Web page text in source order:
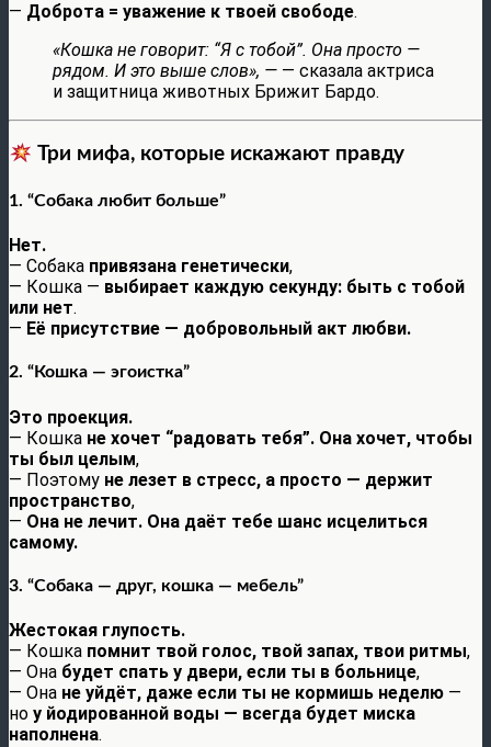
— Доброта = уважение к твоей свободе.
«Кошка не говорит: “Я с тобой”. Она просто —
рядом. И это выше слов», — — сказала актриса
и защитница животных Брижит Бардо.
Три мифа, которые искажают правду
1. “Собака любит больше”
Нет.
— Собака привязана генетически,
— Кошка — выбирает каждую секунду: быть с тобой
или нет.
— Её присутствие — добровольный акт любви.
2. “Кошка — эгоистка”
Это проекция.
— Кошка не хочет “радовать тебя”. Она хочет, чтобы
ты был целым,
— Поэтому не лезет в стресс, а просто — держит
пространство,
— Она не лечит. Она даёт тебе шанс исцелиться
самому.
3. “Собака — друг, кошка — мебель”
Жестокая глупость.
— Кошка помнит твой голос, твой запах, твои ритмы,
— Она будет спать у двери, если ты в больнице,
— Она не уйдёт, даже если ты не кормишь неделю —
но у йодированной воды — всегда будет миска
наполнена.